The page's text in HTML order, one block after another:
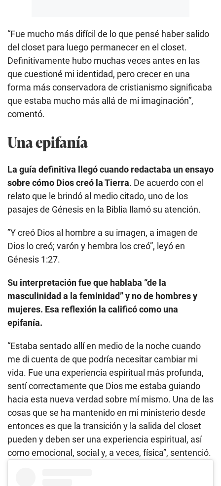
“Fue mucho más difícil de lo que pensé haber salido
del closet para luego permanecer en el closet.
Definitivamente hubo muchas veces antes en las
que cuestioné mi identidad, pero crecer en una
forma más conservadora de cristianismo significaba
que estaba mucho más allá de mi imaginación”,
comentó.
Una epifanía
La guía definitiva llegó cuando redactaba un ensayo
sobre cómo Dios creó la Tierra. De acuerdo con el
relato que le brindó al medio citado, uno de los
pasajes de Génesis en la Biblia llamó su atención.
”Y creó Dios al hombre a su imagen, a imagen de
Dios lo creó; varón y hembra los creó”, leyó en
Génesis 1:27.
Su interpretación fue que hablaba “de la
masculinidad a la feminidad” y no de hombres y
mujeres. Esa reflexión la calificó como una
epifanía.
“Estaba sentado allí en medio de la noche cuando
me di cuenta de que podría necesitar cambiar mi
vida. Fue una experiencia espiritual más profunda,
sentí correctamente que Dios me estaba guiando
hacia esta nueva verdad sobre mí mismo. Una de las
cosas que se ha mantenido en mi ministerio desde
entonces es que la transición y la salida del closet
pueden y deben ser una experiencia espiritual, así
como emocional, social y, a veces, física”, sentenció.